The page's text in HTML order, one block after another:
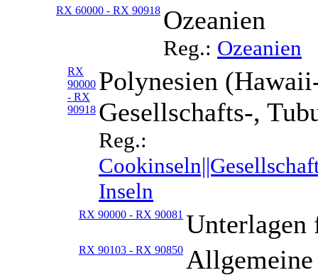
RX 60000 - RX 90918 Ozeanien
Reg.: Ozeanien
RX
90000
- RX
90918
Polynesien
Gesellschafts-,
Reg.:
Inseln
RX 90000 - RX 90081 Unterlagen
RX 90103 - RX 90850